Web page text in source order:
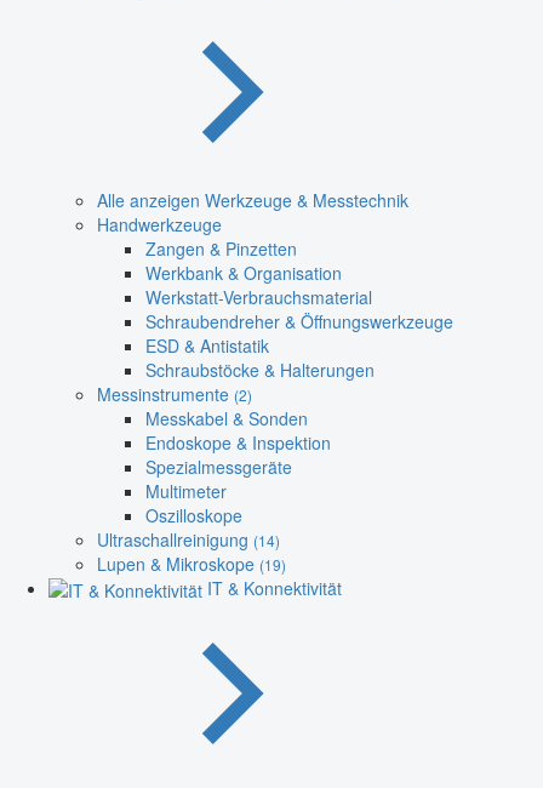
Alle anzeigen Werkzeuge & Messtechnik
Handwerkzeuge
Zangen & Pinzetten
Werkbank & Organisation
Werkstatt-Verbrauchsmaterial
Schraubendreher & Öffnungswerkzeuge
ESD & Antistatik
Schraubstöcke & Halterungen
Messinstrumente (2)
Messkabel & Sonden
Endoskope & Inspektion
Spezialmessgeräte
Multimeter
Oszilloskope
Ultraschallreinigung (14)
Lupen & Mikroskope (19)
IT & Konnektivität